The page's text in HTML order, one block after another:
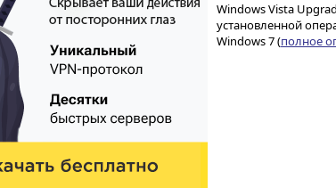
Windows Vista
установленной
Windows 7 (полное